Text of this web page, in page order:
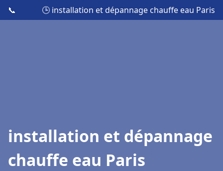
📞 🕒 installation et dépannage chauffe eau Paris
installation et dépannage
chauffe eau Paris